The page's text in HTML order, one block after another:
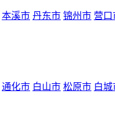
本溪市 丹东市 锦州市 营口
通化市 白山市 松原市 白城